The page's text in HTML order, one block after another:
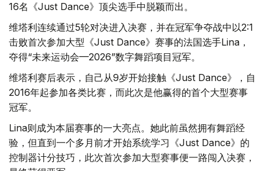
16名《Just Dance》顶尖选手中脱颖而出。
维塔利连续通过5轮对决进入决赛，并在冠军争夺战中以2:1
击败首次参加大型《Just Dance》赛事的法国选手Lina，
夺得“未来运动会—2026”数字舞蹈项目冠军。
维塔利赛后表示，自己从9岁开始接触《Just Dance》，自
2016年起参加各类比赛，而此次是他赢得的首个大型赛事
冠军。
Lina则成为本届赛事的一大亮点。她此前虽然拥有舞蹈经
验，但直到一个多月前才开始系统学习《Just Dance》的
控制器计分技巧，此次首次参加大型赛事便一路闯入决赛，